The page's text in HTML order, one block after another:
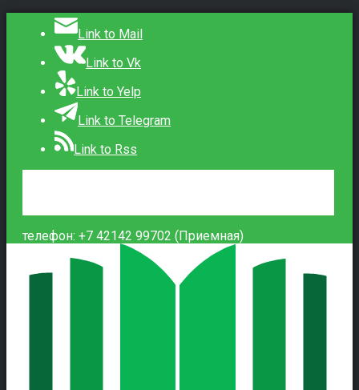
Link to Mail
Link to Vk
Link to Yelp
Link to Telegram
Link to Rss
телефон: +7 42142 99702 (Приемная)